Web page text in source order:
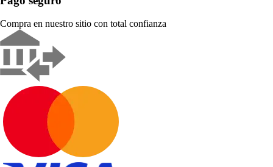
Compra en nuestro sitio con total confianza